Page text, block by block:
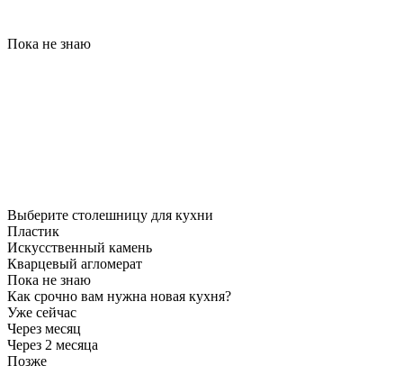
Пока не знаю
Выберите столешницу для кухни
Пластик
Искусственный камень
Кварцевый агломерат
Пока не знаю
Как срочно вам нужна новая кухня?
Уже сейчас
Через месяц
Через 2 месяца
Позже